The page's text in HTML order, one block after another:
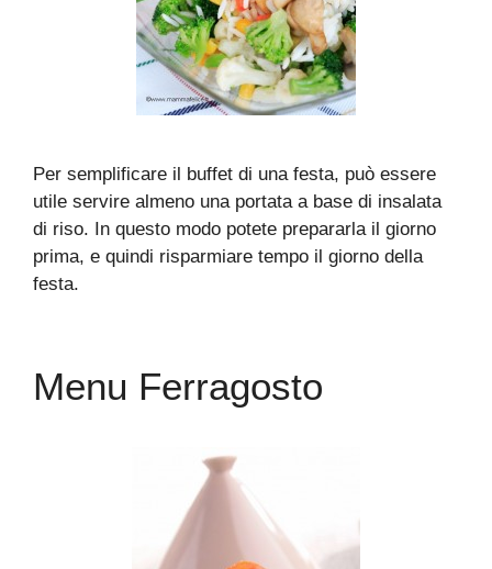
Per semplificare il buffet di una festa, può essere
utile servire almeno una portata a base di insalata
di riso. In questo modo potete prepararla il giorno
prima, e quindi risparmiare tempo il giorno della
festa.
Menu Ferragosto